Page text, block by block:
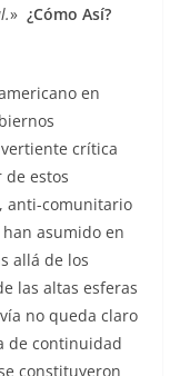
» ¿Cómo Así?
en
crítica
estos
anti-comunitario
asumido en
allá de los
las altas esferas
no queda claro
de continuidad
constituyeron